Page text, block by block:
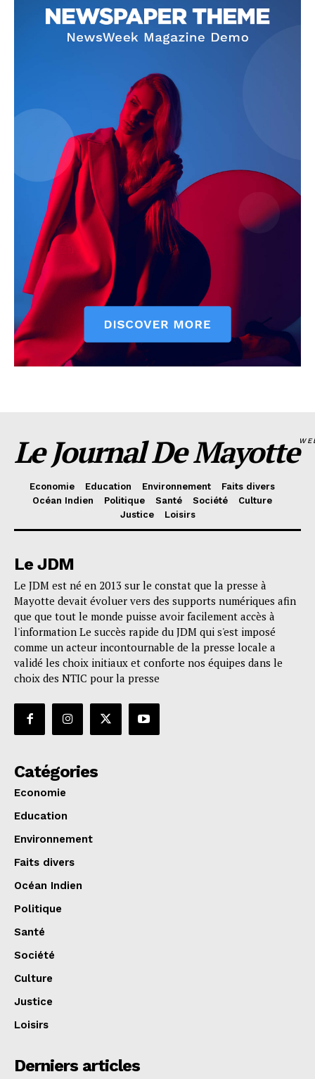
Le Journal De Mayotte
Economie Education Environnement
Faits divers
Océan Indien
Politique Santé Société
Culture
Justice
Loisirs
Le JDM
Le JDM est né en 2013 sur le constat que la presse à
Mayotte devait évoluer vers des supports numériques afin
que que tout le monde puisse avoir facilement accès à
l'information Le succès rapide du JDM qui s'est imposé
comme un acteur incontournable de la presse locale a
validé les choix initiaux et conforte nos équipes dans le
choix des NTIC pour la presse
Catégories
Economie
Education
Environnement
Faits divers
Océan Indien
Politique
Santé
Société
Culture
Justice
Loisirs
Derniers articles